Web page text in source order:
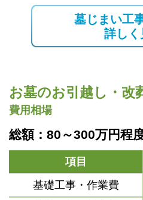
墓じまい工
詳しく
お墓のお引越し・改
費用相場
総額：80～300万円程
項目
基礎工事・作業費